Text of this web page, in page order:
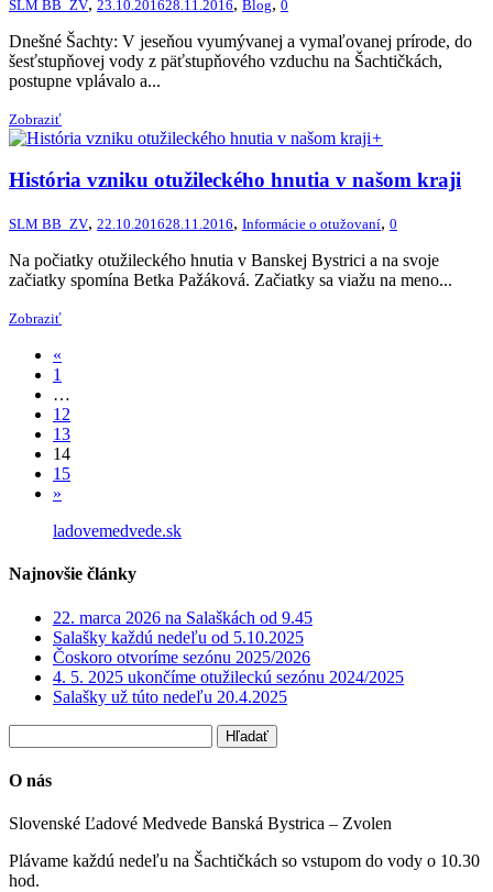
SLM BB_ZV 23.10.201628.11.2016 Blog 0
Dnešné Šachty: V jeseňou vyumývanej a vymaľovanej prírode, do
šesťstupňovej vody z päťstupňového vzduchu na Šachtičkách,
postupne vplávalo a...
Zobraziť
+
História vzniku otužileckého hnutia v našom kraji
SLM BB_ZV, 22.10.201628.11.2016, Informácie o otužovaní, 0
Na počiatky otužileckého hnutia v Banskej Bystrici a na svoje
začiatky spomína Betka Pažáková. Začiatky sa viažu na meno...
Zobraziť
«
1
…
12
13
14
15
»
ladovemedvede.sk
Najnovšie články
22. marca 2026 na Salaškách od 9.45
Salašky každú nedeľu od 5.10.2025
Čoskoro otvoríme sezónu 2025/2026
4. 5. 2025 ukončíme otužileckú sezónu 2024/2025
Salašky už túto nedeľu 20.4.2025
O nás
Slovenské Ľadové Medvede Banská Bystrica – Zvolen
Plávame každú nedeľu na Šachtičkách so vstupom do vody o 10.30
hod.